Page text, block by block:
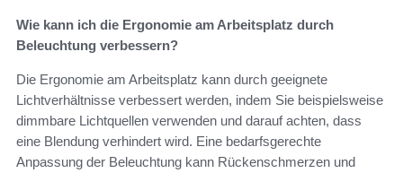
Wie kann ich die Ergonomie am Arbeitsplatz durch
Beleuchtung verbessern?
Die Ergonomie am Arbeitsplatz kann durch geeignete
Lichtverhältnisse verbessert werden, indem Sie beispielsweise
dimmbare Lichtquellen verwenden und darauf achten, dass
eine Blendung verhindert wird. Eine bedarfsgerechte
Anpassung der Beleuchtung kann Rückenschmerzen und